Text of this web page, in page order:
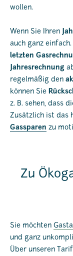
wollen.
Wenn Sie Ihren
auch ganz
letzten
Jahresrechnung
regelmäßig den
können Sie
z. B. sehen, dass
Zusätzlich ist das
Gassparen zu
Zu
Sie möchten
und ganz
Über unseren